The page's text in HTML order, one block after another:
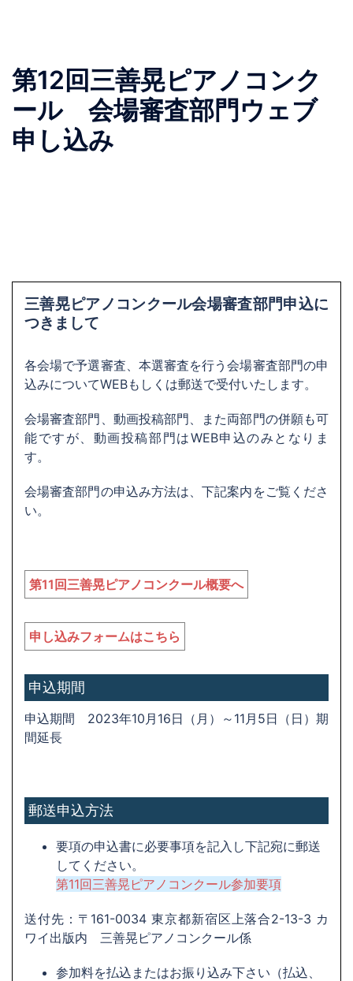
第12回三善晃ピアノコンク
ール 会場審査部門ウェブ
申し込み
三善晃ピアノコンクール会場審査部門申込に
つきまして
各会場で予選審査、本選審査を行う会場審査部門の申
込みについてWEBもしくは郵送で受付いたします。
会場審査部門、動画投稿部門、また両部門の併願も可
能ですが、動画投稿部門はWEB申込のみとなりま
す。
会場審査部門の申込み方法は、下記案内をご覧くださ
い。
第11回三善晃ピアノコンクール概要へ
申し込みフォームはこちら
申込期間
申込期間 2023年10月16日（月）～11月5日（日）期
間延長
郵送申込方法
要項の申込書に必要事項を記入し下記宛に郵送
してください。
第11回三善晃ピアノコンクール参加要項
送付先：〒161-0034 東京都新宿区上落合2-13-3 カ
ワイ出版内 三善晃ピアノコンクール係
参加料を払込またはお振り込み下さい（払込、